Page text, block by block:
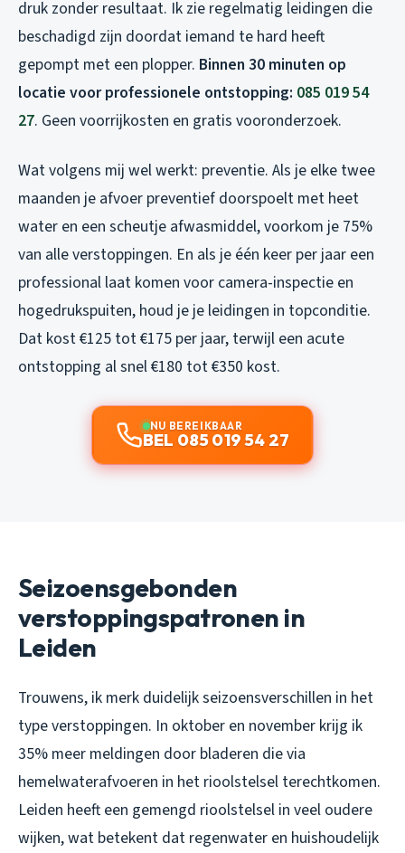
druk zonder resultaat. Ik zie regelmatig leidingen die
beschadigd zijn doordat iemand te hard heeft
gepompt met een plopper. Binnen 30 minuten op
locatie voor professionele ontstopping: 085 019 54
27. Geen voorrijkosten en gratis vooronderzoek.
Wat volgens mij wel werkt: preventie. Als je elke twee
maanden je afvoer preventief doorspoelt met heet
water en een scheutje afwasmiddel, voorkom je 75%
van alle verstoppingen. En als je één keer per jaar een
professional laat komen voor camera-inspectie en
hogedrukspuiten, houd je je leidingen in topconditie.
Dat kost €125 tot €175 per jaar, terwijl een acute
ontstopping al snel €180 tot €350 kost.
NU BEREIKBAAR
BEL 085 019 54 27
Seizoensgebonden
verstoppingspatronen in
Leiden
Trouwens, ik merk duidelijk seizoensverschillen in het
type verstoppingen. In oktober en november krijg ik
35% meer meldingen door bladeren die via
hemelwaterafvoeren in het rioolstelsel terechtkomen.
Leiden heeft een gemengd rioolstelsel in veel oudere
wijken, wat betekent dat regenwater en huishoudelijk